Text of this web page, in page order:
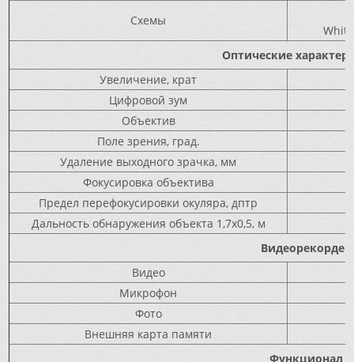
Схемы
Оптические
Увеличение, крат
Цифровой зум
Объектив
Поле зрения, град.
Удаление выходного зрачка, мм
Фокусировка объектива
Предел перефокусировки окуляра, дптр
Дальность обнаружения объекта 1,7x0,5, м
Видеорекордер
Видео
Микрофон
Фото
Внешняя карта памяти
Функционал